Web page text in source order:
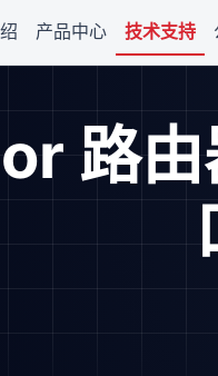
产品中心 技术支持
路由